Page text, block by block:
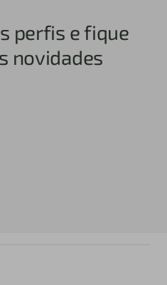
perfis e fique
novidades